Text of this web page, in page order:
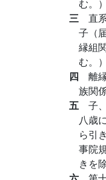
む。
三 直
子（
縁組
む。
四 離
族関
五 子
八歳
ら引
事院
きを